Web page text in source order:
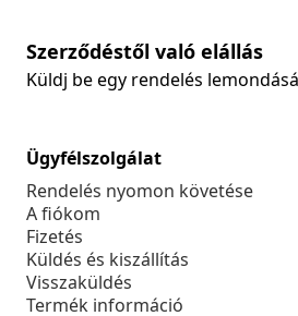
Szerződéstől való elállás
Küldj be egy rendelés
Ügyfélszolgálat
Rendelés nyomon követése
A fiókom
Fizetés
Küldés és kiszállítás
Visszaküldés
Termék információ